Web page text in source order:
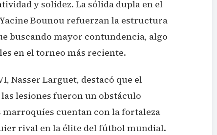
y solidez. La sólida dupla en el
Bounou refuerzan la estructura
buscando mayor contundencia, algo
en el torneo más reciente.
Nasser Larguet, destacó que el
lesiones fueron un obstáculo
cuentan con la fortaleza
rival en la élite del fútbol mundial.